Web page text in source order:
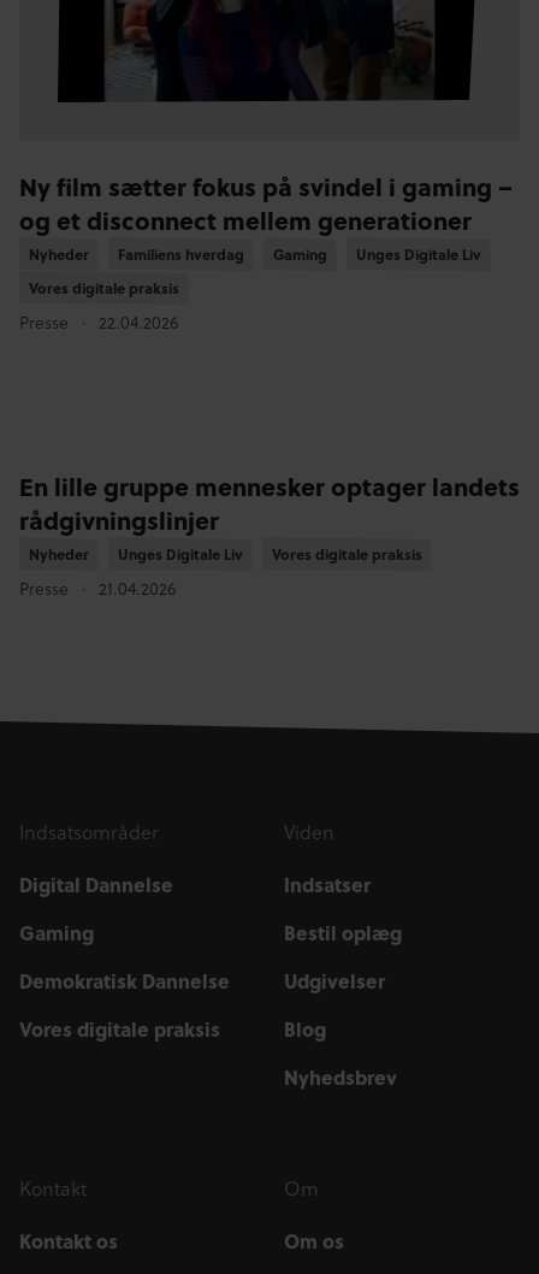
Ny film sætter fokus på svindel i gaming –
og et disconnect mellem generationer
Nyheder
Nyheder Familiens hverdag
Familiens hverdag Gaming
Gaming Unges Digitale Liv
Unges Digitale Liv
Vores digitale praksis
Vores digitale praksis
Presse 22.04.2026
En lille gruppe mennesker optager landets
rådgivningslinjer
Nyheder
Nyheder Unges Digitale Liv
Unges Digitale Liv Vores digitale praksis
Vores digitale praksis
Presse 21.04.2026
Indsatsområder
Digital Dannelse
Gaming
Demokratisk Dannelse
Vores digitale praksis
Viden
Indsatser
Bestil oplæg
Udgivelser
Blog
Nyhedsbrev
Kontakt
Kontakt os
Om
Om os